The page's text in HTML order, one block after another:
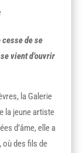
cesse de se
vient d’ouvrir
la Galerie
la jeune artiste
d’âme, elle a
des fils de